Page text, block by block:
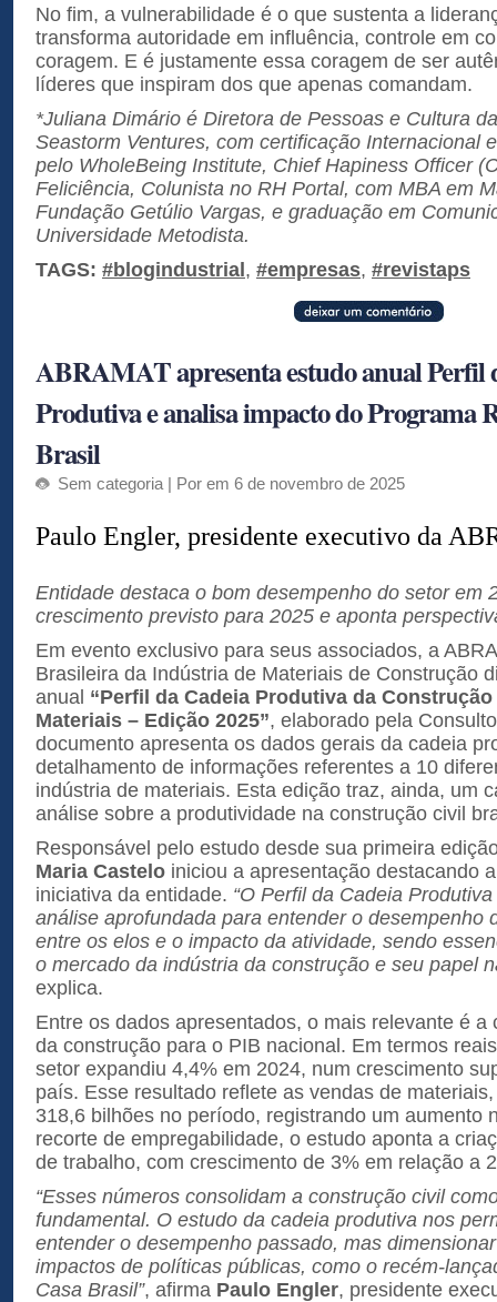
No fim, a vulnerabilidade é o que sustenta a
transforma autoridade em influência, controle em
coragem. E é justamente essa coragem de ser
líderes que inspiram dos que apenas comandam.
*Juliana Dimário é Diretora de Pessoas e Cultura
Seastorm Ventures, com certificação Internacional
pelo WholeBeing Institute, Chief Hapiness Officer
Feliciência, Colunista no RH Portal, com MBA em
Fundação Getúlio Vargas, e graduação em
Universidade Metodista.
TAGS: #blogindustrial , #empresas, #revistaps
ABRAMAT apresenta estudo anual Perfil
Produtiva e analisa impacto do Programa
Brasil
Sem categoria | Por em 6 de novembro de 2025
Paulo Engler, presidente executivo da
Entidade destaca o bom desempenho do setor em
crescimento previsto para 2025 e aponta
Em evento exclusivo para seus associados, a
Brasileira da Indústria de Materiais de Construção
anual “Perfil da Cadeia Produtiva da
Materiais – Edição 2025”, elaborado pela
documento apresenta os dados gerais da cadeia
detalhamento de informações referentes a 10
indústria de materiais. Esta edição traz, ainda, um
análise sobre a produtividade na construção civil
Responsável pelo estudo desde sua primeira
Maria Castelo iniciou a apresentação destacando
iniciativa da entidade. “O Perfil da Cadeia
análise aprofundada para entender o desempenho
entre os elos e o impacto da atividade, sendo
o mercado da indústria da construção e seu papel
explica.
Entre os dados apresentados, o mais relevante é a
da construção para o PIB nacional. Em termos
setor expandiu 4,4% em 2024, num crescimento
país. Esse resultado reflete as vendas de
318,6 bilhões no período, registrando um aumento
recorte de empregabilidade, o estudo aponta a
de trabalho, com crescimento de 3% em relação a
“Esses números consolidam a construção civil
fundamental. O estudo da cadeia produtiva nos
entender o desempenho passado, mas
impactos de políticas públicas, como o recém-
Casa Brasil”, afirma Paulo Engler, presidente